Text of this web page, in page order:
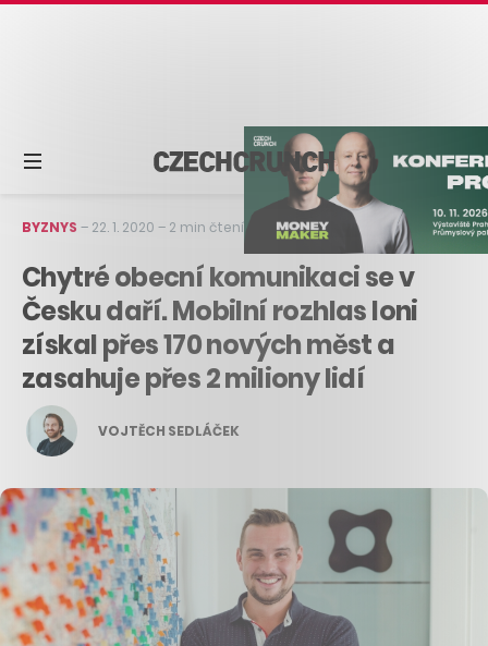
BYZNYS – 22. 1. 2020 – 2 min čtení
Chytré obecní komunikaci se v
Česku daří. Mobilní rozhlas loni
získal přes 170 nových měst a
zasahuje přes 2 miliony lidí
VOJTĚCH SEDLÁČEK